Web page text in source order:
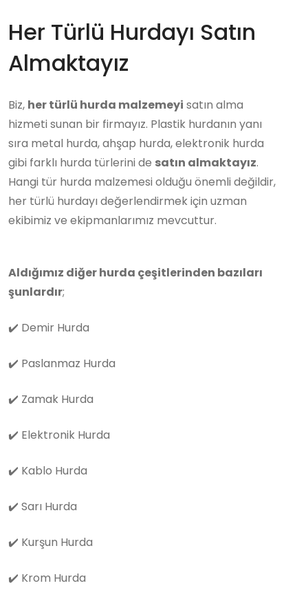
Her Türlü Hurdayı Satın
Almaktayız
Biz, her türlü hurda malzemeyi satın alma
hizmeti sunan bir firmayız. Plastik hurdanın yanı
sıra metal hurda, ahşap hurda, elektronik hurda
gibi farklı hurda türlerini de satın almaktayız.
Hangi tür hurda malzemesi olduğu önemli değildir,
her türlü hurdayı değerlendirmek için uzman
ekibimiz ve ekipmanlarımız mevcuttur.
Aldığımız diğer hurda çeşitlerinden bazıları
şunlardır;
✔️ Demir Hurda
✔️ Paslanmaz Hurda
✔️ Zamak Hurda
✔️ Elektronik Hurda
✔️ Kablo Hurda
✔️ Sarı Hurda
✔️ Kurşun Hurda
✔️ Krom Hurda